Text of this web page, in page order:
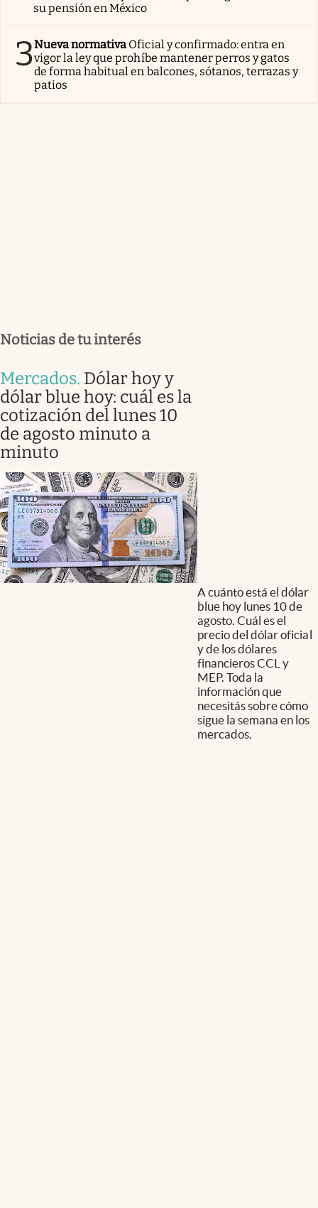
su pensión en México
3Nueva normativa Oficial y confirmado: entra en
vigor la ley que prohíbe mantener perros y gatos
de forma habitual en balcones, sótanos, terrazas y
patios
Noticias de tu interés
Mercados. Dólar hoy y
dólar blue hoy: cuál es la
cotización del lunes 10
de agosto minuto a
minuto
A cuánto está el dólar
blue hoy lunes 10 de
agosto. Cuál es el
precio del dólar oficial
y de los dólares
financieros CCL y
MEP. Toda la
información que
necesitás sobre cómo
sigue la semana en los
mercados.